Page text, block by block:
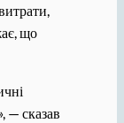
що
— сказав